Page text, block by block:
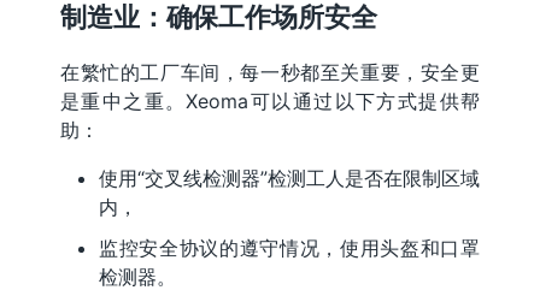
制造业：确保工作场所安全
在繁忙的工厂车间，每一秒都至关重要，安全更
是重中之重。Xeoma可以通过以下方式提供帮
助：
使用“交叉线检测器”检测工人是否在限制区域
内，
监控安全协议的遵守情况，使用头盔和口罩
检测器。